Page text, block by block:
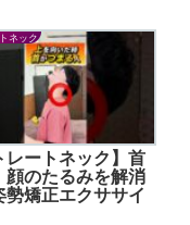
ネック
レートネック】首
顔のたるみを解消
勢矯正エクササイ